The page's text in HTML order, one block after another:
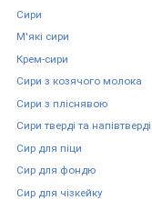
Сири
М'які сири
Крем-сири
Сири з козячого молока
Сири з пліснявою
Сири тверді та напівтверді
Сир для піци
Сир для фондю
Сир для чізкейку